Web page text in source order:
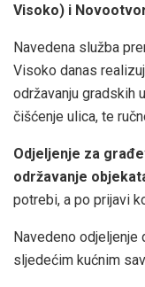
Visoko) i
Navedena služba
Visoko danas
održavanju gradskih
čišćenje ulica, te
Odjeljenje za
održavanje
potrebi, a po prijavi
Navedeno odjeljenje
sljedećim kućnim